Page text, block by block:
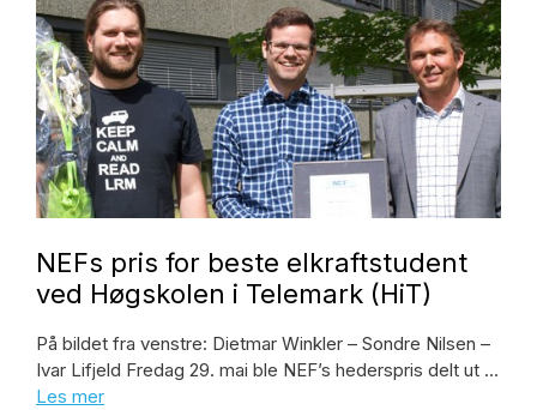
NEFs pris for beste elkraftstudent
ved Høgskolen i Telemark (HiT)
På bildet fra venstre: Dietmar Winkler – Sondre Nilsen –
Ivar Lifjeld Fredag 29. mai ble NEF’s hederspris delt ut …
Les mer